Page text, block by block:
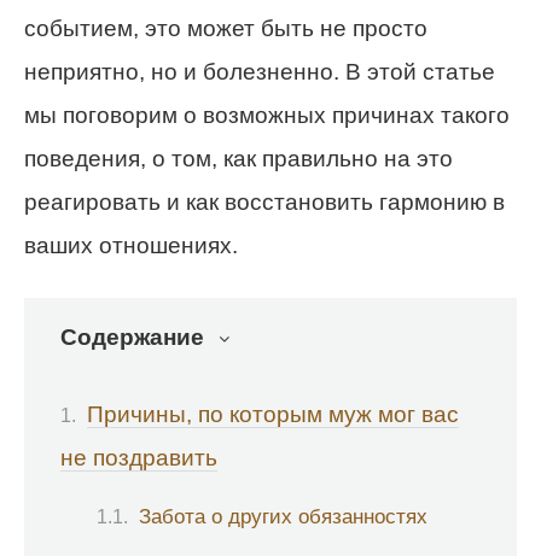
событием, это может быть не просто
неприятно, но и болезненно. В этой статье
мы поговорим о возможных причинах такого
поведения, о том, как правильно на это
реагировать и как восстановить гармонию в
ваших отношениях.
Содержание
Причины, по которым муж мог вас
не поздравить
Забота о других обязанностях